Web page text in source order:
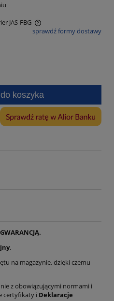
JAS-FBG
kosztów płatności
sprawdź formy dostawy
do koszyka
.
na magazynie, dzięki czemu
z obowiązującymi normami i
certyfikaty i Deklaracje